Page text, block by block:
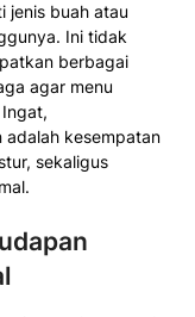
jenis buah atau
Ini tidak
berbagai
agar menu
adalah kesempatan
sekaligus